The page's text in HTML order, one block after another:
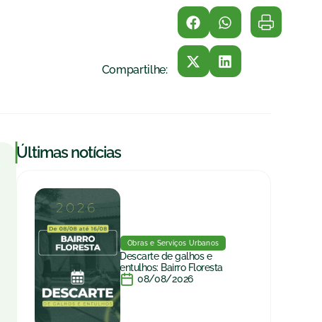
Compartilhe:
|Últimas notícias
Obras e Serviços Urbanos
Descarte de galhos e
entulhos: Bairro Floresta
08/08/2026